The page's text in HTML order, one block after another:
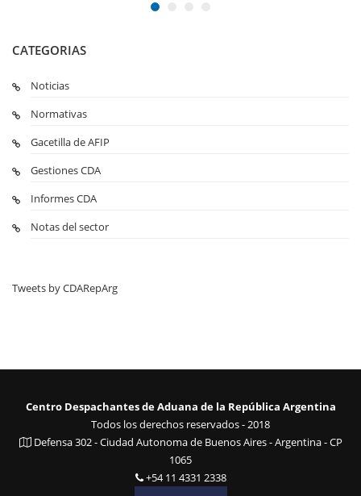
CATEGORIAS
Noticias
Normativas
Gacetilla de AFIP
Gestiones CDA
Informes CDA
Notas del sector
Tweets by CDARepArg
Centro Despachantes de Aduana de la República Argentina
Todos los derechos reservados - 2018
Defensa 302 - Ciudad Autonoma de Buenos Aires - Argentina - CP
1065
+54 11 4331 2338